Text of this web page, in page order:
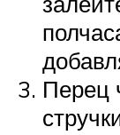
Перец